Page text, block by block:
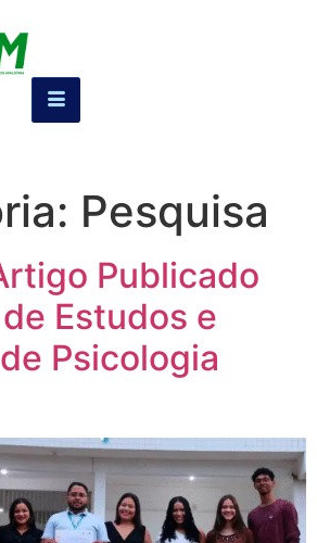
Pesquisa
Publicado
Estudos e
Psicologia